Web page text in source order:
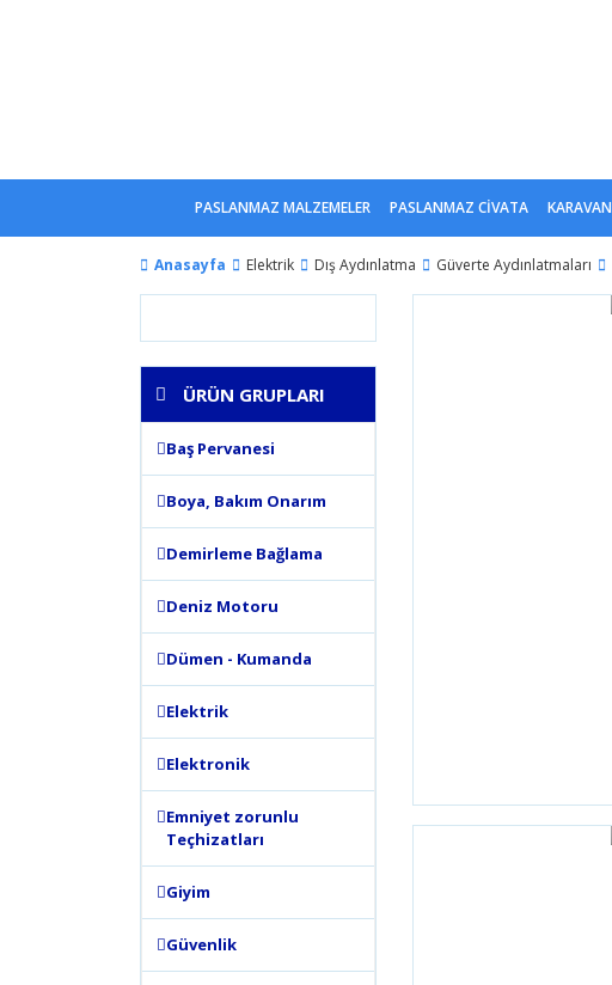
PASLANMAZ MALZEMELER PASLANMAZ CİVATA KARAVAN
Anasayfa Elektrik Dış Aydınlatma Güverte Aydınlatmaları
ÜRÜN GRUPLARI
Baş Pervanesi
Boya, Bakım Onarım
Demirleme Bağlama
Deniz Motoru
Dümen - Kumanda
Elektrik
Elektronik
Emniyet zorunlu
Teçhizatları
Giyim
Güvenlik